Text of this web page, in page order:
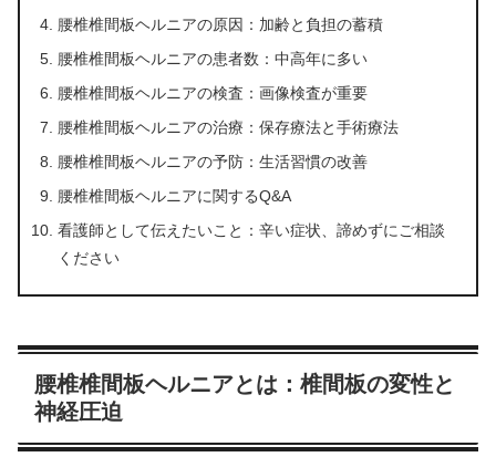
腰椎椎間板ヘルニアの原因：加齢と負担の蓄積
腰椎椎間板ヘルニアの患者数：中高年に多い
腰椎椎間板ヘルニアの検査：画像検査が重要
腰椎椎間板ヘルニアの治療：保存療法と手術療法
腰椎椎間板ヘルニアの予防：生活習慣の改善
腰椎椎間板ヘルニアに関するQ&A
看護師として伝えたいこと：辛い症状、諦めずにご相談
ください
腰椎椎間板ヘルニアとは：椎間板の変性と
神経圧迫